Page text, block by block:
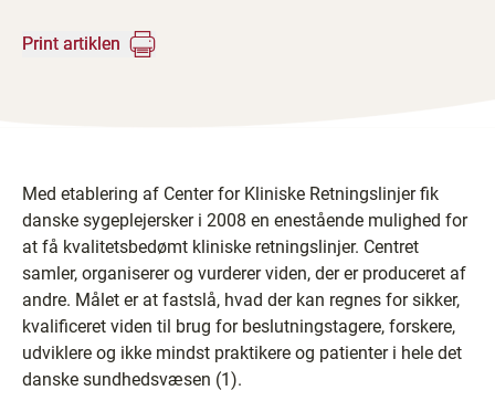
Print artiklen
Med etablering af Center for Kliniske Retningslinjer fik
danske sygeplejersker i 2008 en enestående mulighed for
at få kvalitetsbedømt kliniske retningslinjer. Centret
samler, organiserer og vurderer viden, der er produceret af
andre. Målet er at fastslå, hvad der kan regnes for sikker,
kvalificeret viden til brug for beslutningstagere, forskere,
udviklere og ikke mindst praktikere og patienter i hele det
danske sundhedsvæsen (1).